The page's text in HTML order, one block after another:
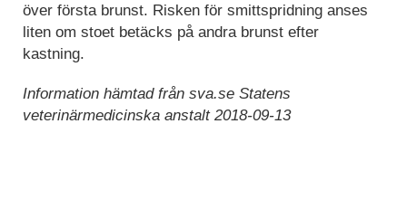
över första brunst. Risken för smittspridning anses
liten om stoet betäcks på andra brunst efter
kastning.
Information hämtad från sva.se Statens
veterinärmedicinska anstalt 2018-09-13